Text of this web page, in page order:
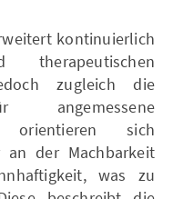
kontinuierlich
zugleich die
angemessene
orientieren sich
an der Machbarkeit
was zu